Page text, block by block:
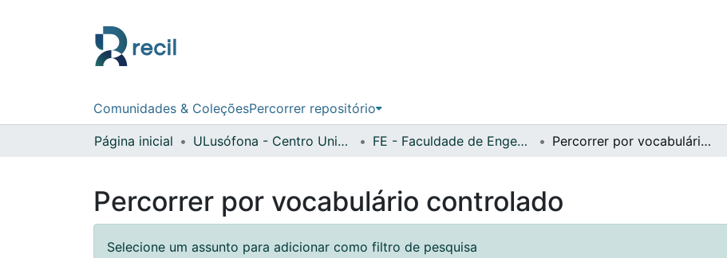
Comunidades & ColeçõesPercorrer repositório
Página inicial ULusófona - Centro Universitário de Lisboa FE - Faculdade de Engenharia Percorrer por vocabulário controlado
Percorrer por vocabulário controlado
Selecione um assunto para adicionar como filtro de pesquisa